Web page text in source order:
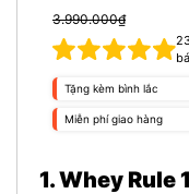
3.990.000₫
Tặng kèm bình lắc
Miễn phí giao hàng
1. Whey Rule